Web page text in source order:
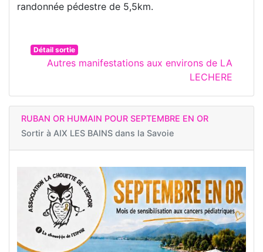
randonnée pédestre de 5,5km.
Détail sortie
Autres manifestations aux environs de LA
LECHERE
RUBAN OR HUMAIN POUR SEPTEMBRE EN OR
Sortir à AIX LES BAINS dans la Savoie